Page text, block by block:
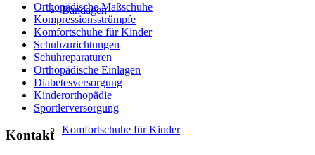
Bandagen
Komfortschuhe für Kinder
Orthopädische Maßschuhe
Kompressionsstrümpfe
Komfortschuhe für Kinder
Schuhzurichtungen
Schuhreparaturen
Orthopädische Einlagen
Diabetesversorgung
Kinderorthopädie
Sportlerversorgung
Kontakt